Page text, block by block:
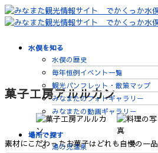
水俣を知る
水俣の歴史
毎年恒例イベント一覧
観光パンフレット・散策マップ
みなまたのフォトギャラリー
みなまたの動画ギャラリー
場所で探す
湯の児温泉
菓子工房アルルカン
素材にこだわったお菓子はどれも自慢の一品